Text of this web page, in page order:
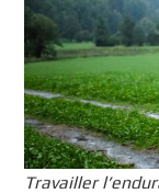
Travailler